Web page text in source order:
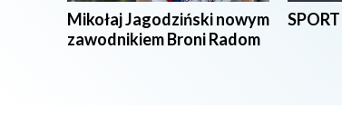
Mikołaj Jagodziński nowym
zawodnikiem Broni Radom